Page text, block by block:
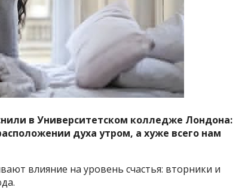
в Университетском колледже Лондона:
духа утром, а хуже всего нам
влияние на уровень счастья: вторники и